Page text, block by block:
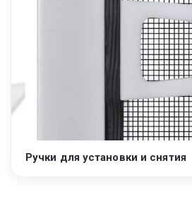
Ручки для установки и снятия